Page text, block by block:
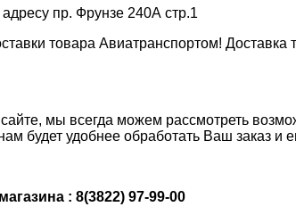
пр. Фрунзе 240А стр.1
товара Авиатранспортом! Доставка
мы всегда можем рассмотреть
будет удобнее обработать Ваш заказ и
: 8(3822) 97-99-00